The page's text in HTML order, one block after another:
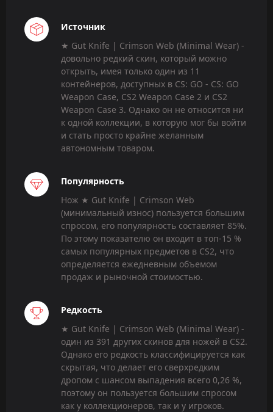
Источник
★ Gut Knife | Crimson Web (Minimal Wear) -
довольно редкий скин, который можно
открыть, имея только один из 11
контейнеров, доступных в CS: GO - CS: GO
Weapon Case, CS2 Weapon Case 2 и CS2
Weapon Case 3. Однако он не относится ни
к одной коллекции, в которую мог бы войти
и стать просто крайне желанным
автономным товаром.
Популярность
Нож ★ Gut Knife | Crimson Web
(минимальный износ) пользуется большим
спросом, его популярность составляет 85%.
По этому показателю он входит в топ-15 %
самых популярных предметов в CS2, что
определяется ежедневным объемом
продаж и рыночной стоимостью.
Редкость
★ Gut Knife | Crimson Web (Minimal Wear) -
один из 391 других скинов для ножей в CS2.
Однако его редкость классифицируется как
скрытая, что делает его сверхредким
дропом с шансом выпадения всего 0,26 %,
поэтому он пользуется большим спросом
как у коллекционеров, так и у игроков.